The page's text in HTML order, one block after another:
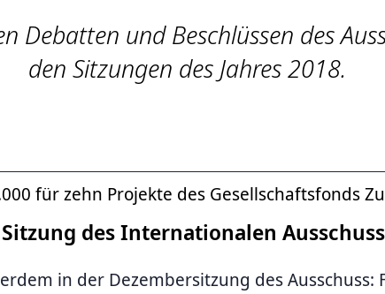
Debatten und Beschlüssen des
den Sitzungen des Jahres 2018.
für zehn Projekte des Gesellschaftsfonds
des Internationalen
in der Dezembersitzung des Ausschuss: